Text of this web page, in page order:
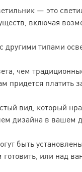
— это
включая
с другими типами
чем
придется платить
вид, который
дизайна в вашем
быть
или над